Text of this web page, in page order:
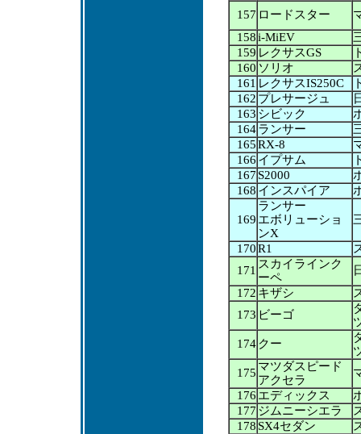
157 ロードスター
158i-MiEV
159 レクサスGS
160 ソリオ
161 レクサスIS250C
162 プレサージュ
163 シビック
164 ランサー
165RX-8
166 イプサム
167 S2000
168 インスパイア
169
ランサー
エボリューショ
ンX
170R1
171 スカイラインク
ーペ
172 キザシ
173 ビーゴ
174 クー
175 マツダスピード
アクセラ
176 エディックス
177 ジムニーシエラ
178 SX4セダン